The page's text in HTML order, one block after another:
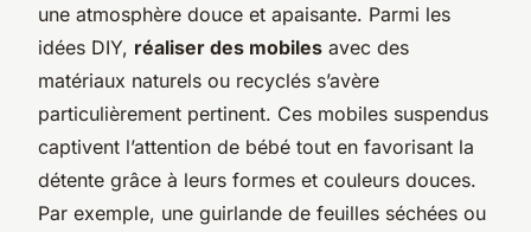
une atmosphère douce et apaisante. Parmi les
idées DIY, réaliser des mobiles avec des
matériaux naturels ou recyclés s’avère
particulièrement pertinent. Ces mobiles suspendus
captivent l’attention de bébé tout en favorisant la
détente grâce à leurs formes et couleurs douces.
Par exemple, une guirlande de feuilles séchées ou